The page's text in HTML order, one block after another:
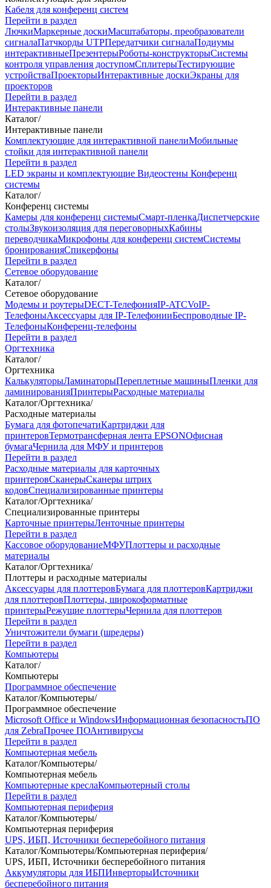
Кабеля для конференц систем
Перейти в раздел
ЛючкиМаркерные доскиМасштабаторы, преобразователи
сигналаПатчкорды UTPПередатчики сигналаПодиумы
интерактивныеПрезентерыРоботы-конструкторыСистемы
контроля управления доступомСплитерыТестирующие
устройстваПроекторыИнтерактивные доскиЭкраны для
проекторов
Перейти в раздел
Интерактивные панели
Каталог/
Интерактивные панели
Комплектующие для интерактивной панелиМобильные
стойки для интерактивной панели
Перейти в раздел
LED экраны и комплектующие Видеостены Конференц
системы
Каталог/
Конференц системы
Камеры для конференц системыCмарт-пленкаДиспетчерские
столыЗвукоизоляция для переговорныхКабины
переводчикаМикрофоны для конференц системСистемы
бронированияСпикерфоны
Перейти в раздел
Сетевое оборудование
Каталог/
Сетевое оборудование
Модемы и роутерыDECT-ТелефонияIP-ATCVoIP-
ТелефоныАксессуары для IP-ТелефонииБеспроводные IP-
ТелефоныКонференц-телефоны
Перейти в раздел
Оргтехника
Каталог/
Оргтехника
КалькуляторыЛаминаторыПереплетные машиныПленки для
ламинированияПринтерыРасходные материалы
Каталог/Оргтехника/
Расходные материалы
Бумага для фотопечатиКартриджи для
принтеровТермотрансферная лента EPSONОфисная
бумагаЧернила для МФУ и принтеров
Перейти в раздел
Расходные материалы для карточных
принтеровСканерыСканеры штрих
кодовСпециализированные принтеры
Каталог/Оргтехника/
Специализированные принтеры
Карточные принтерыЛенточные принтеры
Перейти в раздел
Кассовое оборудованиеМФУПлоттеры и расходные
материалы
Каталог/Оргтехника/
Плоттеры и расходные материалы
Аксессуары для плоттеровБумага для плоттеровКартриджи
для плоттеровПлоттеры, широкоформатные
принтерыРежущие плоттерыЧернила для плоттеров
Перейти в раздел
Уничтожители бумаги (шредеры)
Перейти в раздел
Компьютеры
Каталог/
Компьютеры
Программное обеспечение
Каталог/Компьютеры/
Программное обеспечение
Microsoft Office и WindowsИнформационная безопасностьПО
для ZebraПрочее ПОАнтивирусы
Перейти в раздел
Компьютерная мебель
Каталог/Компьютеры/
Компьютерная мебель
Компьютерные креслаКомпьютерный столы
Перейти в раздел
Компьютерная периферия
Каталог/Компьютеры/
Компьютерная периферия
UPS, ИБП, Источники бесперебойного питания
Каталог/Компьютеры/Компьютерная периферия/
UPS, ИБП, Источники бесперебойного питания
Аккумуляторы для ИБПИнверторыИсточники
бесперебойного питания